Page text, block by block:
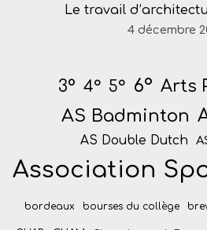
Le travail
4 décembre
3° 4° 5° 6° Arts
AS Badminton
AS Double Dutch
Association
bordeaux bourses du collège